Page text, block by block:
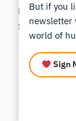
Neue
Schmerzen
But if you
newsletter
world of
Sign